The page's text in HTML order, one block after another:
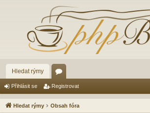
Hledat rýmy
ór
a
Přihlásit se Registrovat
Hledat rýmy Obsah fóra